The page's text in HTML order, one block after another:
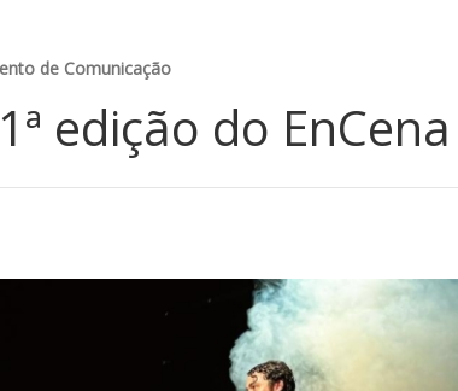
de Comunicação
edição do EnCena